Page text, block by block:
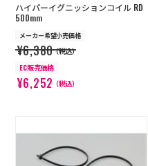
ハイパーイグニッションコイル RD
500mm
メーカー希望小売価格
¥6,380（税込）
EC販売価格
¥6,252（税込）